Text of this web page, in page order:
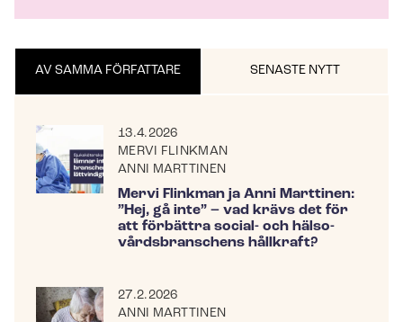
AV SAMMA FÖRFATTARE SENASTE NYTT
13.4.2026
MERVI FLINKMAN
ANNI MARTTINEN
Mervi Flinkman ja Anni Marttinen:
”Hej, gå inte” – vad krävs det för
att förbättra social- och häl­so­
vårds­bran­schens hållkraft?
27.2.2026
ANNI MARTTINEN